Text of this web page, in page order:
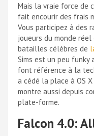
Mais la vraie force de
fait encourir des frais
Vous participez à des
joueurs du monde
batailles célèbres de
Sims est un peu funky
font référence à la
a cédé la place à OS
montre aussi depuis
plate-forme.
Falcon 4.0: